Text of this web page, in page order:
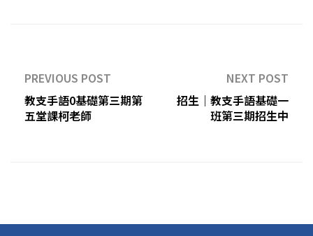
PREVIOUS POST
教支手語0基礎第三期第
五堂課柯老師
NEXT POST
招生｜教支手語基礎一
班第三期招生中